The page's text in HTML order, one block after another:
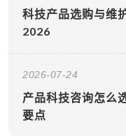
科技产品选购与维
2026
2026-07-24
产品科技咨询怎么
要点